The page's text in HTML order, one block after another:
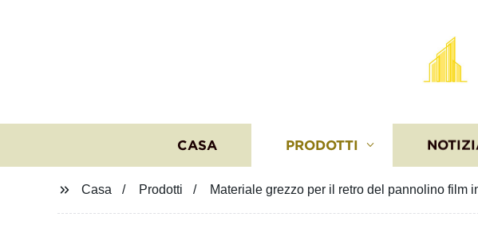
CASA PRODOTTI
Casa Prodotti Materiale grezzo per il retro del pannolino film